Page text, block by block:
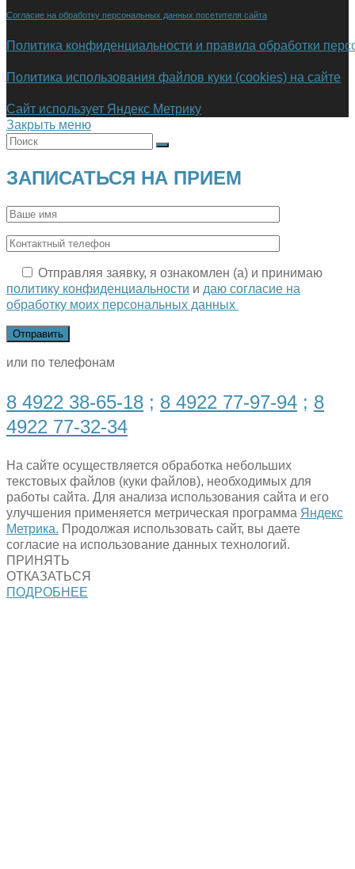
Согласие на обработку персональных данных посетителя сайта
Политика конфиденциальности и правила обработки
Политика использования файлов куки (cookies) на сайте
Сайт использует Яндекс Метрику
Закрыть меню
ЗАПИСАТЬСЯ НА ПРИЕМ
Отправляя заявку, я ознакомлен (а) и принимаю
политику конфиденциальности и даю согласие на
обработку моих персональных данных
или по телефонам
8 4922 38-65-18 ; 8 4922 77-97-94 ; 8
4922 77-32-34
На сайте осуществляется обработка небольших
текстовых файлов (куки файлов), необходимых для
работы сайта. Для анализа использования сайта и его
улучшения применяется метрическая программа Яндекс
Метрика. Продолжая использовать сайт, вы даете
согласие на использование данных технологий.
ПРИНЯТЬ
ОТКАЗАТЬСЯ
ПОДРОБНЕЕ